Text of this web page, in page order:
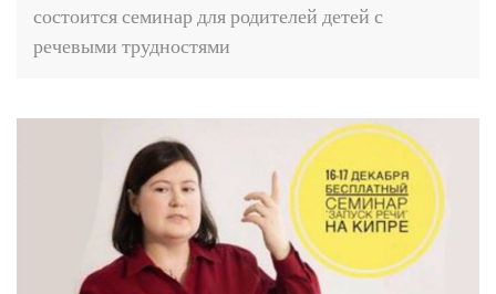
состоится семинар для родителей детей с
речевыми трудностями